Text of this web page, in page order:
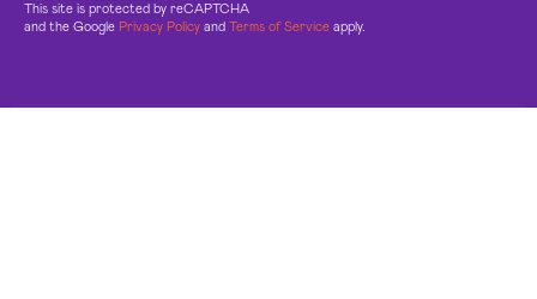
This site is protected by reCAPTCHA
and the Google Privacy Policy and Terms of Service apply.